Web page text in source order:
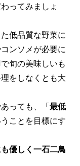
ってみましょ
低品質な野菜に
ンソメが必要に
旬の美味しいも
をしなくとも大
っても、「最低
うことを目標にす
優しく一石二鳥